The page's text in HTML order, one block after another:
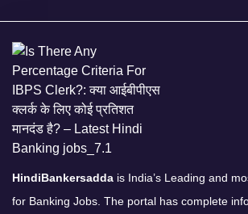
HindiBankersadda is India’s Leading and
for Banking Jobs. The portal has complete